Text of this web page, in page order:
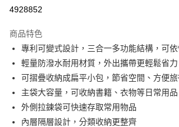
AFTEE先享後付是「在收到商品之後才付款」的支付
２．便利：只要手機號碼，簡訊認證，即可結帳。
３．安心：先確認商品／服務後，再付款。
【「AFTEE先享後付」結帳流程】
１．於結帳方式選擇「AFTEE先享後付」後，將跳轉
結帳頁面，進行簡訊認證並確認金額後，即可完成結
３．收到繳費通知簡訊後14天內，點擊此簡訊中的連
ATM／網路銀行／等多元方式進行付款，方視為交易
運送方式
【宅配】
每筆NT$90，滿NT$490(含以上)免運費
4928852
商品特色
專利可變式設計，三合一多功能結構，可
輕量防潑水耐用材質，外出攜帶更輕鬆省力
可摺疊收納成扁平小包，節省空間、方便
主袋大容量，可收納書籍、衣物等日常用品
外側拉鍊袋可快速存取常用物品
內層隔層設計，分類收納更整齊